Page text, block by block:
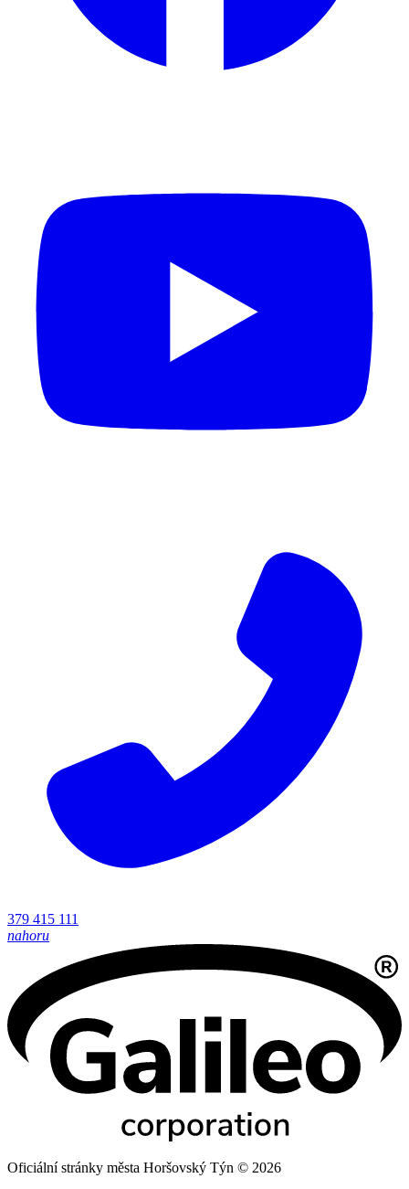
379 415 111
nahoru
Oficiální stránky města Horšovský Týn © 2026